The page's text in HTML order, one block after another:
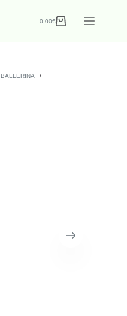
0,00€
BALLERINA
/